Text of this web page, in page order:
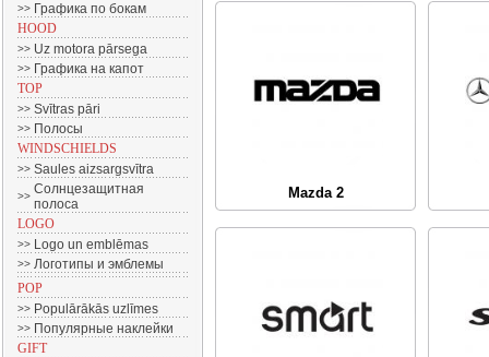
>> Графика по бокам
HOOD
>> Uz motora pārsega
>> Графика на капот
TOP
>> Svītras pāri
>> Полосы
WINDSCHIELDS
>> Saules aizsargsvītra
>> Солнцезащитная
полоса
LOGO
>> Logo un emblēmas
>> Логотипы и эмблемы
POP
>> Populārākās uzlīmes
>> Популярные наклейки
GIFT
Mazda 2